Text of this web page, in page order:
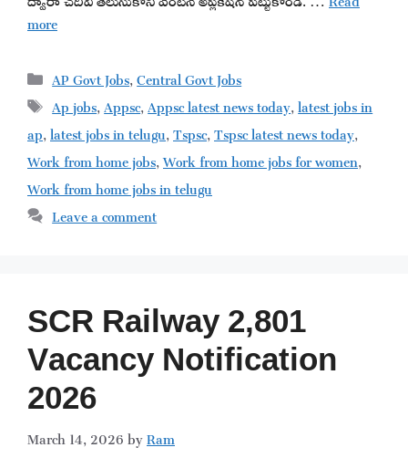
more
Categories
AP Govt Jobs,Central Govt Jobs
Tags
Ap jobs,Appsc,Appsc latest news today,latest jobs in
ap,latest jobs in telugu,Tspsc,Tspsc latest news today,
Work from home jobs,Work from home jobs for women,
Work from home jobs in telugu
Leave a comment
SCR Railway 2,801
Vacancy Notification
2026
March 14, 2026byRam